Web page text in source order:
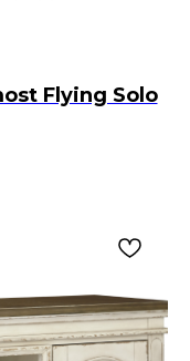
Flying Solo